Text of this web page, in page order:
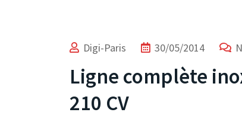
Digi-Paris 30/05/2014
Ligne complète
210 CV